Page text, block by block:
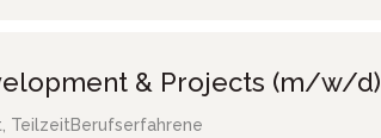
& Projects (m/w/d)
TeilzeitBerufserfahrene